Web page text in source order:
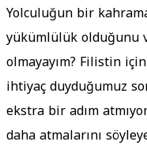
Yolculuğun bir
yükümlülük olduğunu
olmayayım? Filistin
ihtiyaç duyduğumuz
ekstra bir adım
daha atmalarını